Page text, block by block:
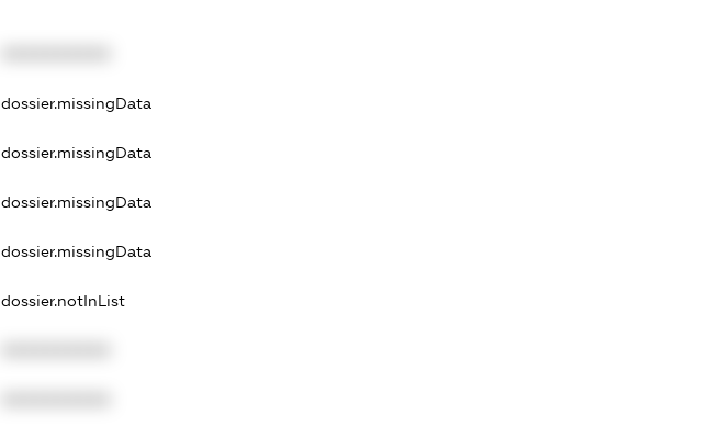
dossier.missingData
dossier.missingData
dossier.missingData
dossier.missingData
dossier.notInList